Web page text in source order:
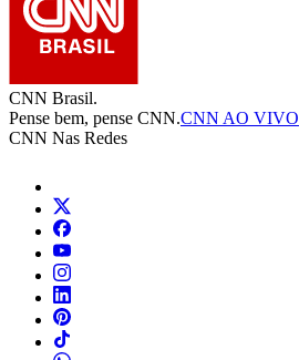
CNN Brasil.
Pense bem, pense CNN.CNN AO VIVO
CNN Nas Redes